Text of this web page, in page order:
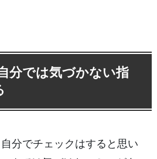
では気づかない指
分でチェックはすると思い